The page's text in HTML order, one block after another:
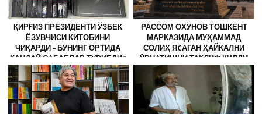
ҚИРҒИЗ ПРЕЗИДЕНТИ ЎЗБЕК
ЁЗУВЧИСИ КИТОБИНИ
ЧИҚАРДИ – БУНИНГ ОРТИДА
ҚАНДАЙ САБАБЛАР ТУРИБДИ?
РАССОМ ОХУНОВ ТОШКЕНТ
МАРКАЗИДА МУҲАММАД
СОЛИҲ ЯCАГАН ҲАЙКАЛНИ
ЎРНАТИШНИ ТАКЛИФ ҚИЛДИ